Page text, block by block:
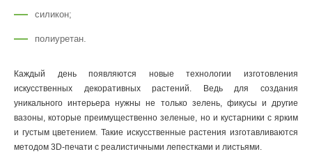
силикон;
полиуретан.
Каждый день появляются новые технологии изготовления
искусственных декоративных растений. Ведь для создания
уникального интерьера нужны не только зелень, фикусы и другие
вазоны, которые преимущественно зеленые, но и кустарники с ярким
и густым цветением. Такие искусственные растения изготавливаются
методом 3D-печати с реалистичными лепестками и листьями.